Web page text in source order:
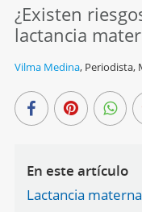
¿Existen
lactancia
Vilma Medina, Periodista,
En este artículo
Lactancia